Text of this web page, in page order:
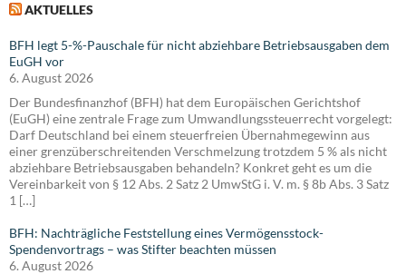
AKTUELLES
BFH legt 5-%-Pauschale für nicht abziehbare Betriebsausgaben dem
EuGH vor
6. August 2026
Der Bundesfinanzhof (BFH) hat dem Europäischen Gerichtshof
(EuGH) eine zentrale Frage zum Umwandlungssteuerrecht vorgelegt:
Darf Deutschland bei einem steuerfreien Übernahmegewinn aus
einer grenzüberschreitenden Verschmelzung trotzdem 5 % als nicht
abziehbare Betriebsausgaben behandeln? Konkret geht es um die
Vereinbarkeit von § 12 Abs. 2 Satz 2 UmwStG i. V. m. § 8b Abs. 3 Satz
1 […]
BFH: Nachträgliche Feststellung eines Vermögensstock-
Spendenvortrags – was Stifter beachten müssen
6. August 2026